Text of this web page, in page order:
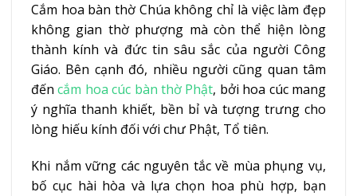
Cắm hoa bàn thờ Chúa không chỉ là việc làm đẹp
không gian thờ phượng mà còn thể hiện lòng
thành kính và đức tin sâu sắc của người Công
Giáo. Bên cạnh đó, nhiều người cũng quan tâm
đếncắm hoa cúc bàn thờ Phật, bởi hoa cúc mang
ý nghĩa thanh khiết, bền bỉ và tượng trưng cho
lòng hiếu kính đối với chư Phật, Tổ tiên.
Khi nắm vững các nguyên tắc về mùa phụng vụ,
bố cục hài hòa và lựa chọn hoa phù hợp, bạn